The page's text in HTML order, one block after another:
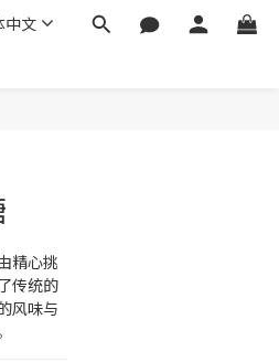
中文
精心挑
传统的
风味与